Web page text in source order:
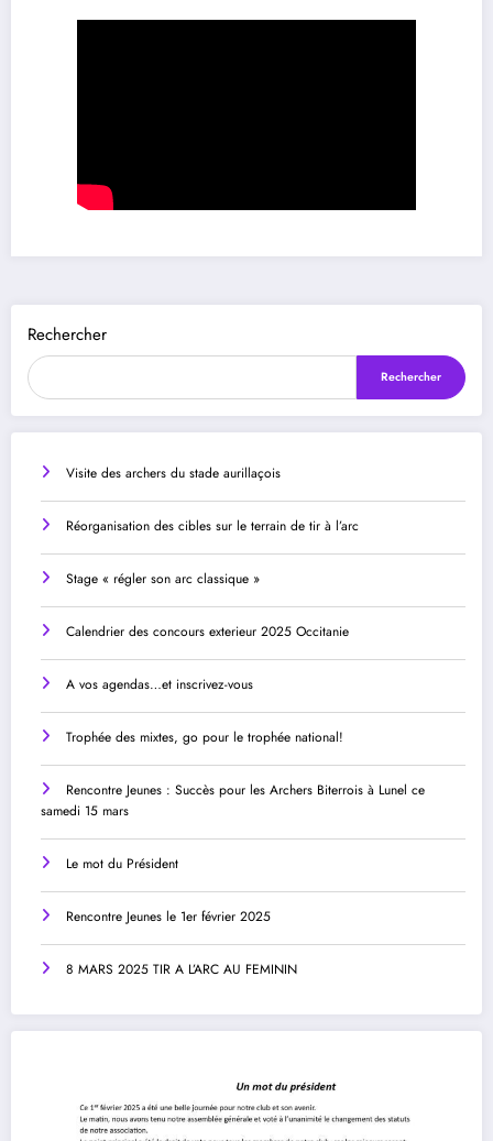
Rechercher
Rechercher
Visite des archers du stade aurillaçois
Réorganisation des cibles sur le terrain de tir à l’arc
Stage « régler son arc classique »
Calendrier des concours exterieur 2025 Occitanie
A vos agendas…et inscrivez-vous
Trophée des mixtes, go pour le trophée national!
Rencontre Jeunes : Succès pour les Archers Biterrois à Lunel ce
samedi 15 mars
Le mot du Président
Rencontre Jeunes le 1er février 2025
8 MARS 2025 TIR A L’ARC AU FEMININ